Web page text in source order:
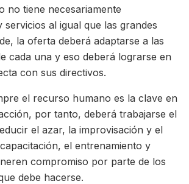
no tiene necesariamente
servicios al igual que las grandes
la oferta deberá adaptarse a las
cada una y eso deberá lograrse en
con sus directivos.
el recurso humano es la clave en
por tanto, deberá trabajarse el
el azar, la improvisación y el
el entrenamiento y
compromiso por parte de los
debe hacerse.